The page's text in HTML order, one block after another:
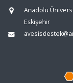
Anadolu
Eskişehir